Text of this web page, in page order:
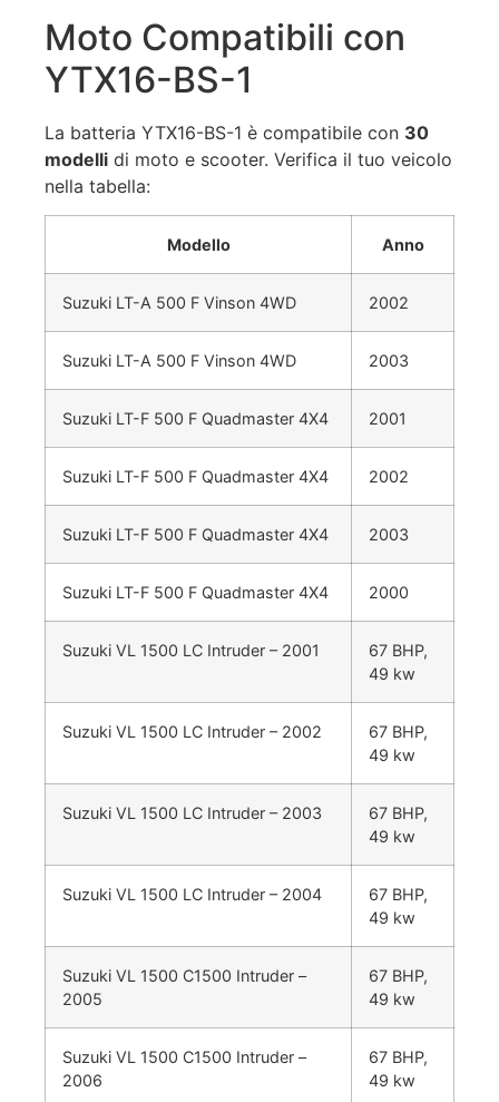
Moto Compatibili con
YTX16-BS-1
La batteria YTX16-BS-1 è compatibile con 30
modelli di moto e scooter. Verifica il tuo veicolo
nella tabella:
Modello Anno
Suzuki LT-A 500 F Vinson 4WD 2002
Suzuki LT-A 500 F Vinson 4WD 2003
Suzuki LT-F 500 F Quadmaster 4X4 2001
Suzuki LT-F 500 F Quadmaster 4X4 2002
Suzuki LT-F 500 F Quadmaster 4X4 2003
Suzuki LT-F 500 F Quadmaster 4X4 2000
Suzuki VL 1500 LC Intruder – 2001
67 BHP,
49 kw
Suzuki VL 1500 LC Intruder – 2002
67 BHP,
49 kw
Suzuki VL 1500 LC Intruder – 2003
67 BHP,
49 kw
Suzuki VL 1500 LC Intruder – 2004
67 BHP,
49 kw
Suzuki VL 1500 C1500 Intruder –
2005
67 BHP,
49 kw
Suzuki VL 1500 C1500 Intruder –
2006
67 BHP,
49 kw